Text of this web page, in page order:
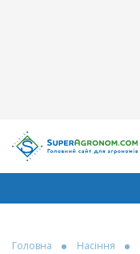
Головна Насіння